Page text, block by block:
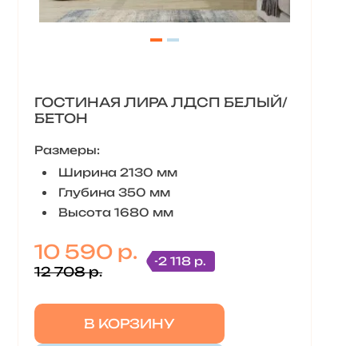
ГОСТИНАЯ ЛИРА ЛДСП БЕЛЫЙ/
БЕТОН
Размеры:
Ширина 2130 мм
Глубина 350 мм
Высота 1680 мм
10 590 р.
12 708 р.
-2 118 р.
В КОРЗИНУ